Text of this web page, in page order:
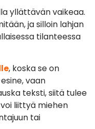
yllättävän vaikeaa.
ja silloin lahjan
tilanteessa
, koska se on
vaan
teksti, siitä tulee
liittyä miehen
tai